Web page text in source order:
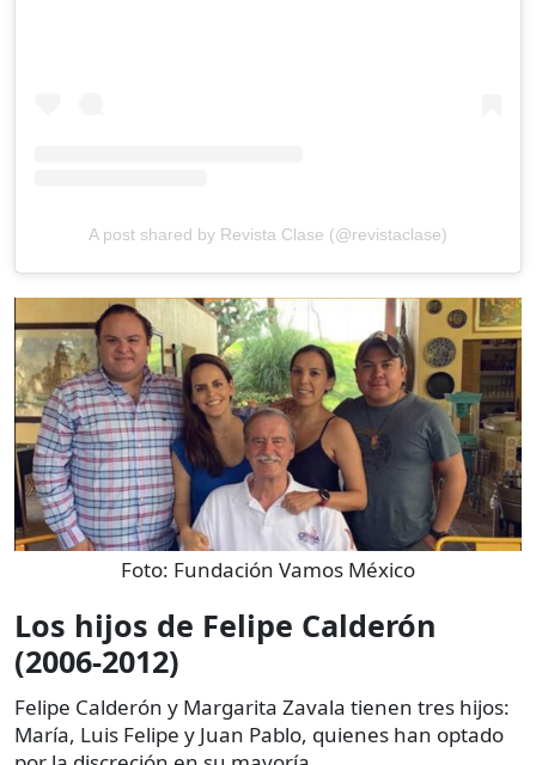
A post shared by Revista Clase (@revistaclase)
Foto: Fundación Vamos México
Los hijos de Felipe Calderón
(2006-2012)
Felipe Calderón y Margarita Zavala tienen tres hijos:
María, Luis Felipe y Juan Pablo, quienes han optado